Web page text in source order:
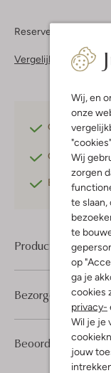
Wij, en
onze
Wij
zorgen
te
te
op
ga je
cookies
privacy-
Wil je je
jouw
Reserveer direct in
Vergelijkbare items
Gratis
Gratis
Betaal achteraf
Product informatie
Beoordelingen
Bezorgen &